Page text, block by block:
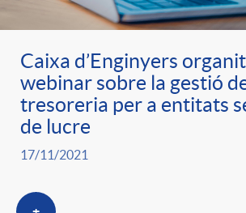
r
a
S
a
p
e
r
c
e
n
i
i
c
a
Caixa d’Enginyers
webinar sobre la gestió
tresoreria per a entitats
de lucre
17/11/2021